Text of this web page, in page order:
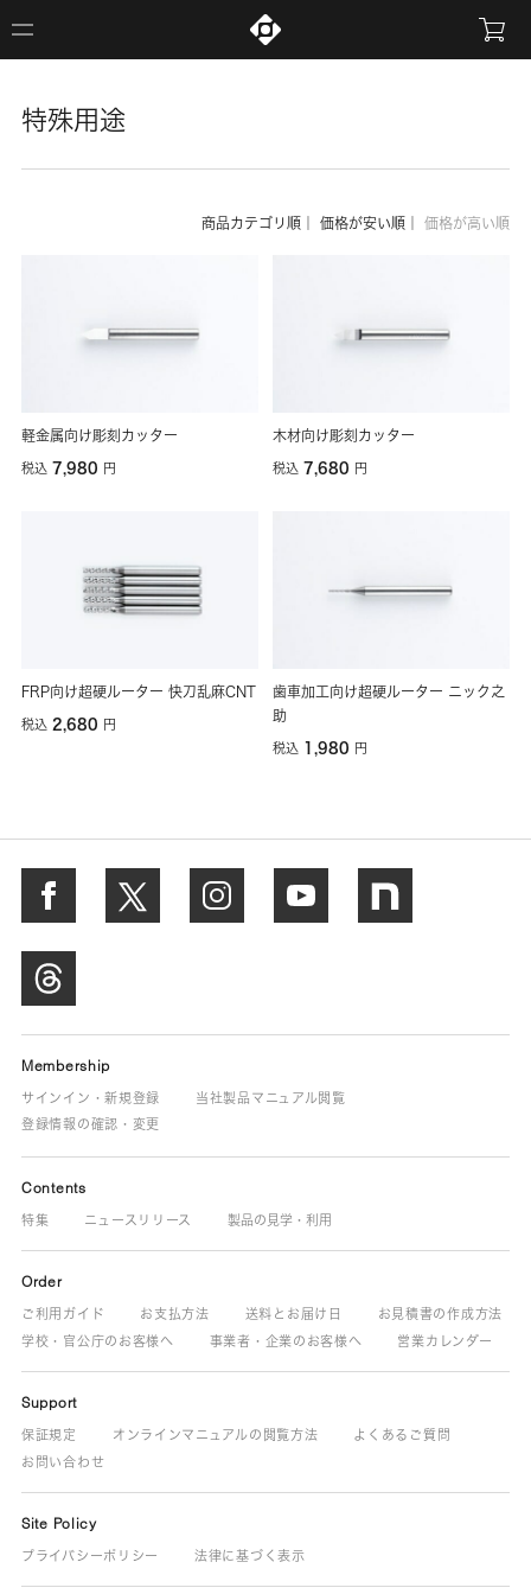
特殊用途
商品カテゴリ順 価格が安い順 価格が高い順
軽金属向け彫刻カッター
税込7,980 円
木材向け彫刻カッター
税込7,680 円
FRP向け超硬ルーター 快刀乱麻CNT
税込 2,680 円
歯車加工向け超硬ルーター ニック之
助
税込 1,980 円
Membership
サインイン・新規登録
当社製品マニュアル閲覧
登録情報の確認・変更
Contents
特集 ニュースリリース 製品の見学・利用
Order
ご利用ガイド お支払方法 送料とお届け日
お見積書の作成方法
学校・官公庁のお客様へ
事業者・企業のお客様へ 営業カレンダー
Support
保証規定 オンラインマニュアルの閲覧方法
よくあるご質問
お問い合わせ
Site Policy
プライバシーポリシー 法律に基づく表示